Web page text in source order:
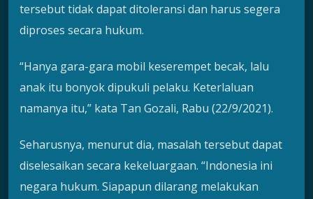
tersebut tidak dapat ditoleransi dan harus segera
diproses secara hukum.
“Hanya gara-gara mobil keserempet becak, lalu
anak itu bonyok dipukuli pelaku. Keterlaluan
namanya itu,” kata Tan Gozali, Rabu (22/9/2021).
Seharusnya, menurut dia, masalah tersebut dapat
diselesaikan secara kekeluargaan. “Indonesia ini
negara hukum. Siapapun dilarang melakukan